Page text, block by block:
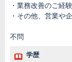
・業務改善のご経験
・その他、営業や
不問
学歴